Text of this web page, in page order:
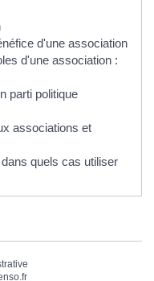
d'une association
d'une association :
parti politique
associations et
quels cas utiliser